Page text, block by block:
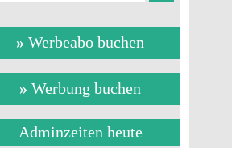
» Werbeabo buchen
» Werbung buchen
Adminzeiten heute